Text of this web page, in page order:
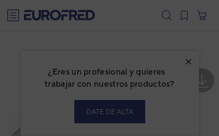
¿Eres un profesional y quieres
trabajar con nuestros productos?
DATE DE ALTA